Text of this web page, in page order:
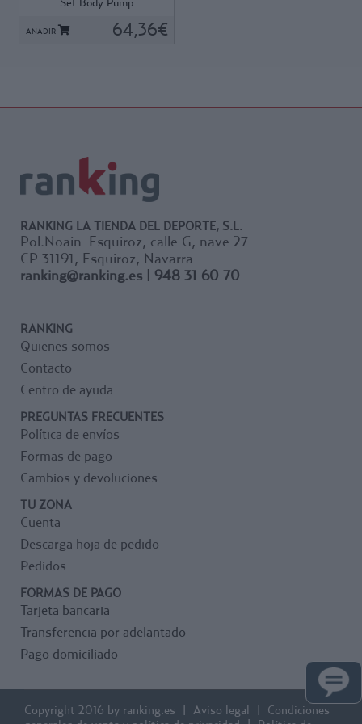
AÑADIR 64,36€
caucho: 2 de 1,25 kg., 2 de 2,5
kg. y 2 de 5 kg.
El recubrimiento de caucho de
cierres de pinzas. Peso total
del Kit, 19,5 kg.
RANKING LA TIENDA DEL DEPORTE, S.L.
Pol.Noain-Esquiroz, calle G, nave 27
CP 31191, Esquiroz, Navarra
ranking@ranking.es
948 31 60 70
RANKING
Quienes somos
Contacto
Centro de ayuda
PREGUNTAS FRECUENTES
Política de envíos
Formas de pago
Cambios y devoluciones
TU ZONA
Cuenta
Descarga hoja de pedido
Pedidos
FORMAS DE PAGO
Tarjeta bancaria
Transferencia por adelantado
Pago domiciliado
Copyright 2016 by ranking.es Aviso legal
Condiciones